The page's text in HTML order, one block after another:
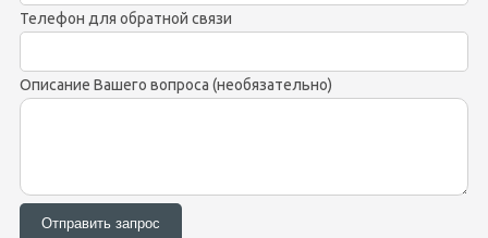
Телефон для обратной связи
Описание Вашего вопроса (необязательно)